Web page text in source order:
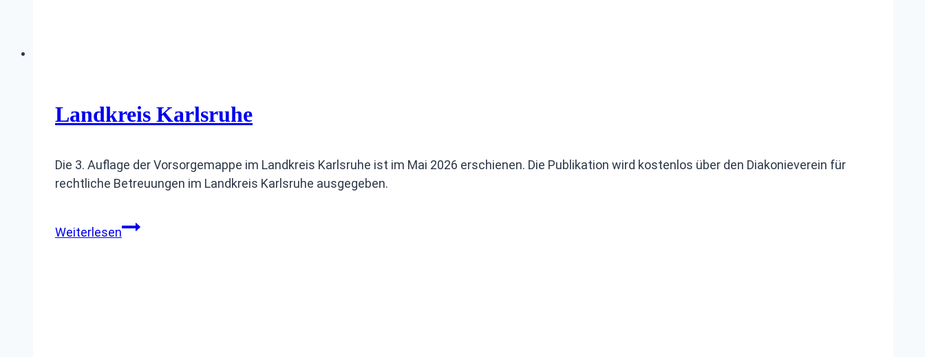
Landkreis Karlsruhe
Die 3. Auflage der Vorsorgemappe im Landkreis Karlsruhe ist im Mai 2026 erschienen. Die Publikation wird kostenlos über den Diakonieverein für
rechtliche Betreuungen im Landkreis Karlsruhe ausgegeben.
WeiterlesenLandkreis